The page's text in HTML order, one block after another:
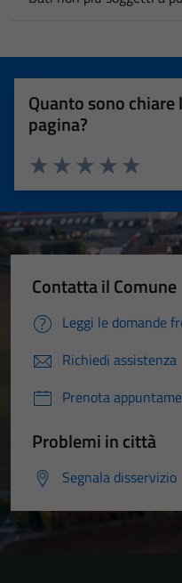
Quanto sono
pagina?
Valuta 5
Valuta 4
Valuta 3 stelle su
Valuta 2 stelle su 5
Valuta 1 stelle su 5
Contatta il Comune
Leggi le domande
Richiedi assistenza
Prenota
Problemi in città
Segnala disservizio